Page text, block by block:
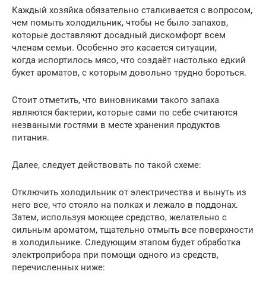
Каждый хозяйка обязательно сталкивается с вопросом,
чем помыть холодильник, чтобы не было запахов,
которые доставляют досадный дискомфорт всем
членам семьи. Особенно это касается ситуации,
когда испортилось мясо, что создаёт настолько едкий
букет ароматов, с которым довольно трудно бороться.
Стоит отметить, что виновниками такого запаха
являются бактерии, которые сами по себе считаются
незваными гостями в месте хранения продуктов
питания.
Далее, следует действовать по такой схеме:
Отключить холодильник от электричества и вынуть из
него все, что стояло на полках и лежало в поддонах.
Затем, используя моющее средство, желательно с
сильным ароматом, тщательно отмыть все поверхности
в холодильнике. Следующим этапом будет обработка
электроприбора при помощи одного из средств,
перечисленных ниже: